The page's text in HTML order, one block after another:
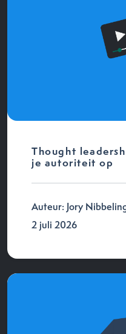
Thought
je autoriteit op
Auteur: Jory
2 juli 2026